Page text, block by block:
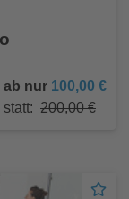
ab nur 100,00 €
statt: 200,00 €